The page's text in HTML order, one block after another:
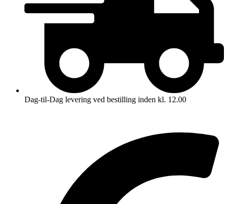
Dag-til-Dag levering ved bestilling inden kl. 12.00